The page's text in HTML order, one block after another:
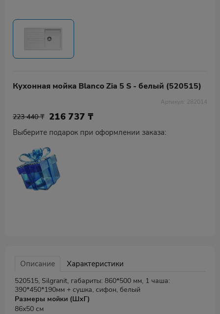
Кухонная мойка Blanco Zia 5 S - белый (520515)
Артикул: 282014
223 440 ₸ 216 737 ₸
Выберите подарок при оформлении заказа:
Описание Характеристики
520515, Silgranit, габариты: 860*500 мм, 1 чаша:
390*450*190мм + сушка, сифон, белый
Размеры мойки (ШхГ)
86х50 см